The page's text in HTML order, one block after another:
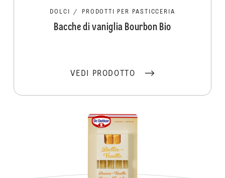
DOLCI / PRODOTTI PER PASTICCERIA
Bacche di vaniglia Bourbon Bio
VEDI PRODOTTO